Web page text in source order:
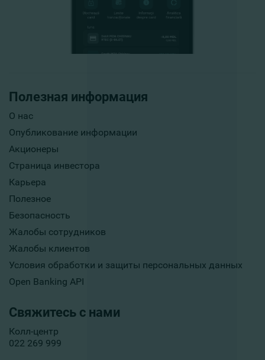
Полезная информация
О нас
Опубликование информации
Акционеры
Страница инвестора
Карьера
Полезное
Безопасность
Жалобы сотрудников
Жалобы клиентов
Условия обработки и защиты персональных данных
Open Banking API
Свяжитесь с нами
Колл-центр
022 269 999